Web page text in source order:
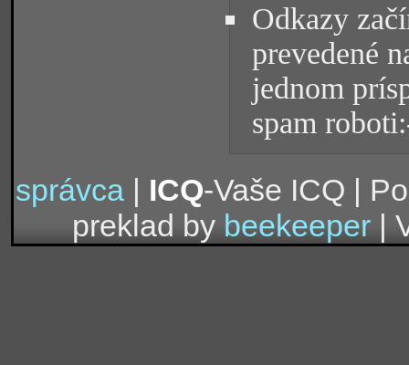
Odkazy
prevedené
jednom
spam
správca| ICQ-Vaše ICQ |
preklad by beekeeper |